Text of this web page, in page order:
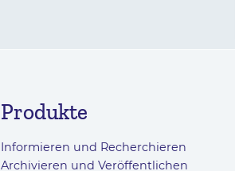
Produkte
Informieren und Recherchieren
Archivieren und Veröffentlichen